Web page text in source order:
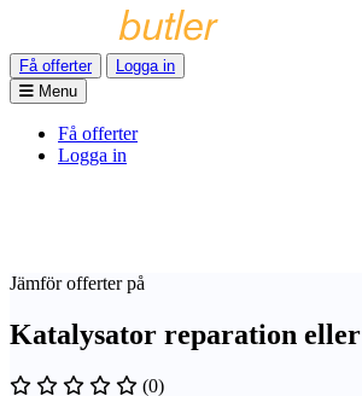
Få offerter
Logga in
Menu
Få offerter
Logga in
Jämför offerter på
Katalysator reparation
(0)